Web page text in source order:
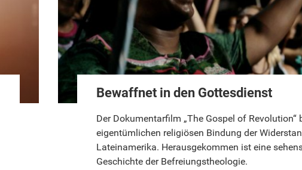
Bewaffnet in den Gottesdienst
Der Dokumentarfilm „The Gospel of Revolution“
eigentümlichen religiösen Bindung der
Lateinamerika. Herausgekommen ist eine
Geschichte der Befreiungstheologie.